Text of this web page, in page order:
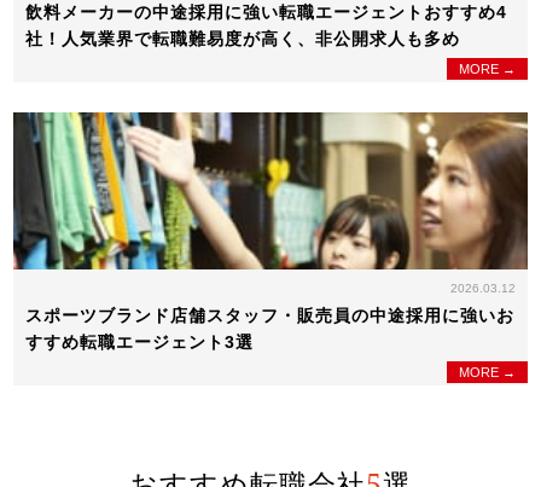
飲料メーカーの中途採用に強い転職エージェントおすすめ4
社！人気業界で転職難易度が高く、非公開求人も多め
MORE →
2026.03.12
スポーツブランド店舗スタッフ・販売員の中途採用に強いお
すすめ転職エージェント3選
MORE →